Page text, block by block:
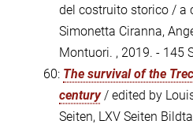
del costruito storico / a
Simonetta Ciranna,
Montuori. , 2019. - 145
60: The survival of the
century/ edited by
Seiten, LXV Seiten